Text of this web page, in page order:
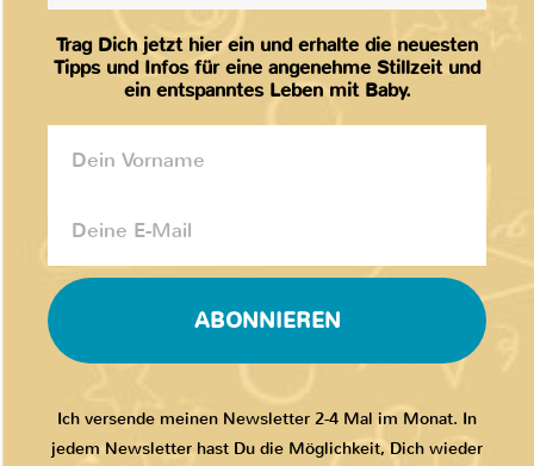
Trag Dich jetzt hier ein und erhalte die neuesten
Tipps und Infos für eine angenehme Stillzeit und
ein entspanntes Leben mit Baby.
ABONNIEREN
Ich versende meinen Newsletter 2-4 Mal im Monat. In
jedem Newsletter hast Du die Möglichkeit, Dich wieder